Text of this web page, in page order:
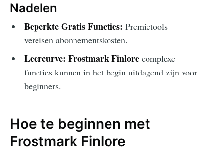
Nadelen
Beperkte Gratis Functies: Premietools
vereisen abonnementskosten.
Leercurve: Frostmark Finlorecomplexe
functies kunnen in het begin uitdagend zijn voor
beginners.
Hoe te beginnen met
Frostmark Finlore